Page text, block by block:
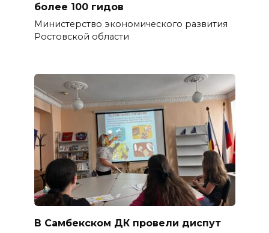
более 100 гидов
Министерство экономического развития
Ростовской области
В Самбекском ДК провели диспут